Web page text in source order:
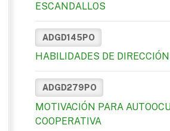
ESCANDALLOS
ADGD145PO
HABILIDADES DE
ADGD279PO
MOTIVACIÓN PARA
COOPERATIVA